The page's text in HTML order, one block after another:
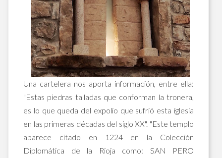
Una cartelera nos aporta información, entre ella:
"Estas piedras talladas que conforman la tronera,
es lo que queda del expolio que sufrió esta iglesia
en las primeras décadas del siglo XX". "Este templo
aparece citado en 1224 en la Colección
Diplomática de la Rioja como: SAN PERO